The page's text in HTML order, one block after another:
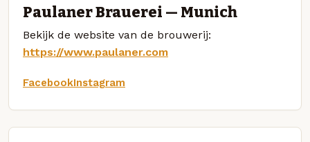
Paulaner Brauerei — Munich
Bekijk de website van de brouwerij:
https://www.paulaner.com
FacebookInstagram